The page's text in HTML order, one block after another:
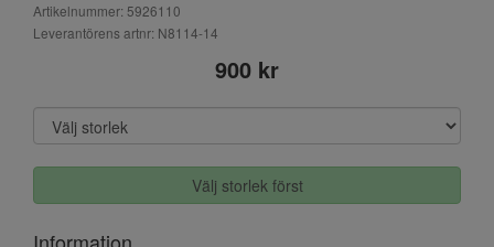
Artikelnummer: 5926110
Leverantörens artnr: N8114-14
900 kr
Välj storlek först